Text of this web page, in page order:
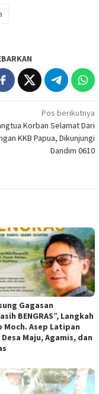
Pos berikutnya
Korban Selamat Dari
KKB Papua, Dikunjungi
Dandim 0610
Gagasan
BENGRAS”, Langkah
Moch. Asep Latipan
Maju, Agamis, dan